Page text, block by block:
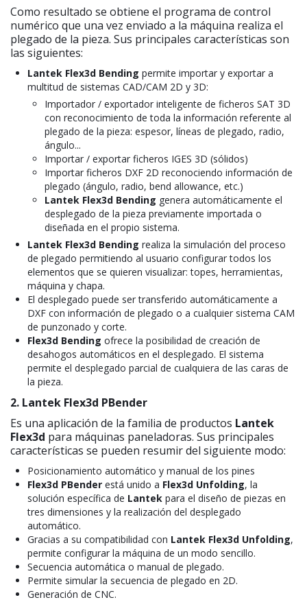
Como resultado se obtiene el programa de control
numérico que una vez enviado a la máquina realiza el
plegado de la pieza. Sus principales características son
las siguientes:
Lantek Flex3d Bending permite importar y exportar a
multitud de sistemas CAD/CAM 2D y 3D:
Importador / exportador inteligente de ficheros SAT 3D
con reconocimiento de toda la información referente al
plegado de la pieza: espesor, líneas de plegado, radio,
ángulo...
Importar / exportar ficheros IGES 3D (sólidos)
Importar ficheros DXF 2D reconociendo información de
plegado (ángulo, radio, bend allowance, etc.)
Lantek Flex3d Bending genera automáticamente el
desplegado de la pieza previamente importada o
diseñada en el propio sistema.
Lantek Flex3d Bending realiza la simulación del proceso
de plegado permitiendo al usuario configurar todos los
elementos que se quieren visualizar: topes, herramientas,
máquina y chapa.
El desplegado puede ser transferido automáticamente a
DXF con información de plegado o a cualquier sistema CAM
de punzonado y corte.
Flex3d Bending ofrece la posibilidad de creación de
desahogos automáticos en el desplegado. El sistema
permite el desplegado parcial de cualquiera de las caras de
la pieza.
2. Lantek Flex3d PBender
Es una aplicación de la familia de productos Lantek
Flex3d para máquinas paneladoras. Sus principales
características se pueden resumir del siguiente modo:
Posicionamiento automático y manual de los pines
Flex3d PBender está unido a Flex3d Unfolding, la
solución específica de Lantek para el diseño de piezas en
tres dimensiones y la realización del desplegado
automático.
Gracias a su compatibilidad con Lantek Flex3d Unfolding,
permite configurar la máquina de un modo sencillo.
Secuencia automática o manual de plegado.
Permite simular la secuencia de plegado en 2D.
Generación de CNC.